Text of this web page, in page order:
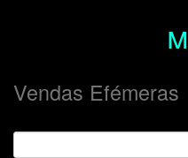
m
Vendas Efémeras